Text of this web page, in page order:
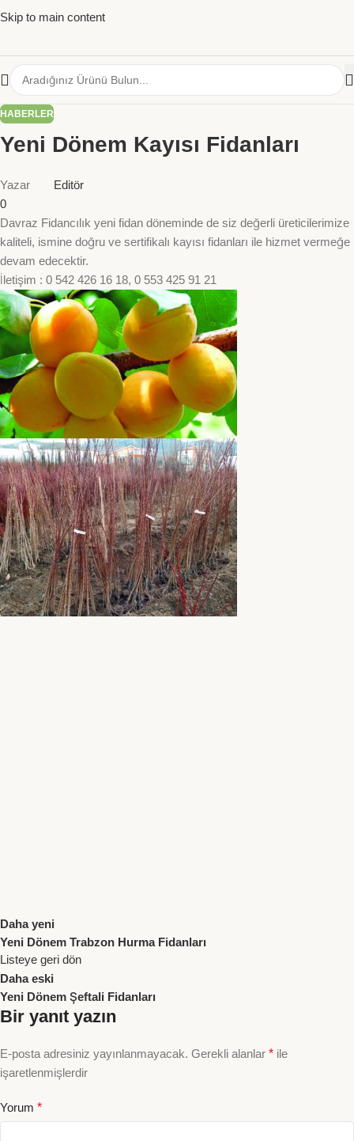
Skip to main content
HABERLER
Yeni Dönem Kayısı Fidanları
Yazar
Editör
0
Davraz Fidancılık yeni fidan döneminde de siz değerli üreticilerimize
kaliteli, ismine doğru ve sertifikalı kayısı fidanları ile hizmet vermeğe
devam edecektir.
İletişim : 0 542 426 16 18, 0 553 425 91 21
Daha yeni
Yeni Dönem Trabzon Hurma Fidanları
Listeye geri dön
Daha eski
Yeni Dönem Şeftali Fidanları
Bir yanıt yazın
E-posta adresiniz yayınlanmayacak. Gerekli alanlar * ile
işaretlenmişlerdir
Yorum *